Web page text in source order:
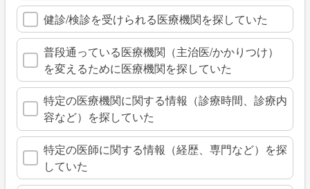
健診/検診を受けられる医療機関を探していた
普段通っている医療機関（主治医/かかりつけ）
を変えるために医療機関を探していた
特定の医療機関に関する情報（診療時間、診療内
容など）を探していた
特定の医師に関する情報（経歴、専門など）を探
していた